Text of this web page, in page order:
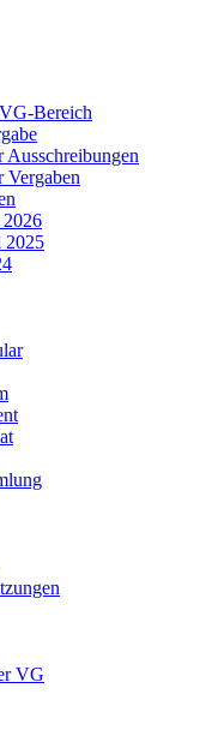
Bereich
Vergaben
2025
VG